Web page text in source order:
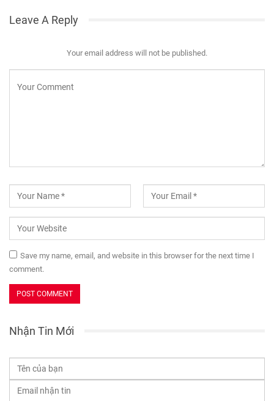
Leave A Reply
Your email address will not be published.
Save my name, email, and website in this browser for the next time I
comment.
Nhận Tin Mới